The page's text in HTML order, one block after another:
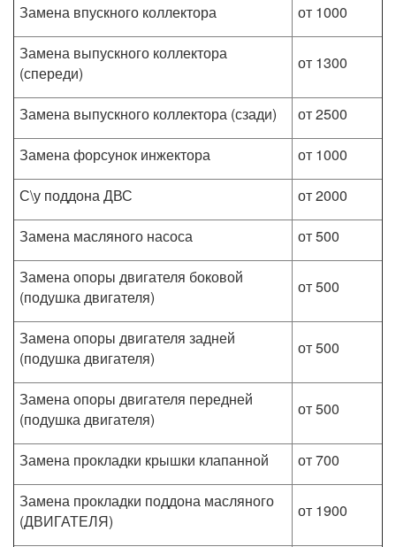
Замена впускного коллектора
от 1000
Замена выпускного коллектора
(спереди)
от 1300
Замена выпускного коллектора (сзади)
от 2500
Замена форсунок инжектора
от 1000
С\у поддона ДВС
от 2000
Замена масляного насоса
от 500
Замена опоры двигателя боковой
(подушка двигателя)
от 500
Замена опоры двигателя задней
(подушка двигателя)
от 500
Замена опоры двигателя передней
(подушка двигателя)
от 500
Замена прокладки крышки клапанной
от 700
Замена прокладки поддона масляного
(ДВИГАТЕЛЯ)
от 1900